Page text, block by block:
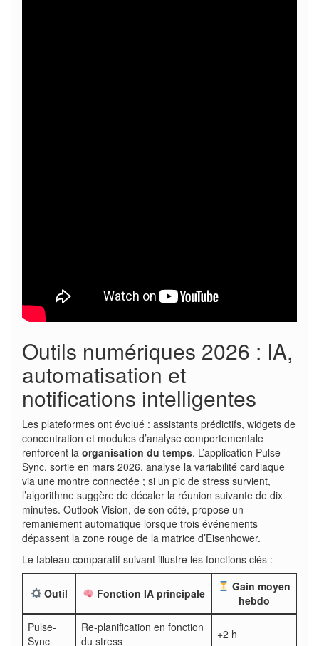
Outils numériques 2026 : IA,
automatisation et
notifications intelligentes
Les plateformes ont évolué : assistants prédictifs, widgets de
concentration et modules d’analyse comportementale
renforcent la organisation du temps. L’application Pulse-
Sync, sortie en mars 2026, analyse la variabilité cardiaque
via une montre connectée ; si un pic de stress survient,
l’algorithme suggère de décaler la réunion suivante de dix
minutes. Outlook Vision, de son côté, propose un
remaniement automatique lorsque trois événements
dépassent la zone rouge de la matrice d’Eisenhower.
Le tableau comparatif suivant illustre les fonctions clés :
Outil Fonction IA principale
Gain moyen
hebdo
Pulse-
Sync
Re-planification en fonction
du stress
+2 h